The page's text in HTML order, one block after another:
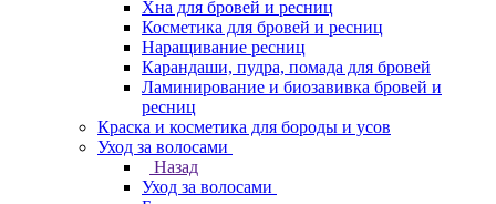
Хна для бровей и ресниц
Косметика для бровей и ресниц
Наращивание ресниц
Карандаши, пудра, помада для бровей
Ламинирование и биозавивка бровей и
ресниц
Краска и косметика для бороды и усов
Уход за волосами
Назад
Уход за волосами